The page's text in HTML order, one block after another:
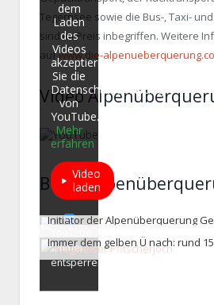
Tegernsee sowie die Bus-, Taxi-
sind im Preis inbegriffen. Weitere
aufwww.die-
Video
dem
Laden
des
Videos
akzeptieren
Sie die
Datenschutzerklärung
von
YouTube.
Mehr
erfahren
Video
laden
immer
entsperren
Bilder